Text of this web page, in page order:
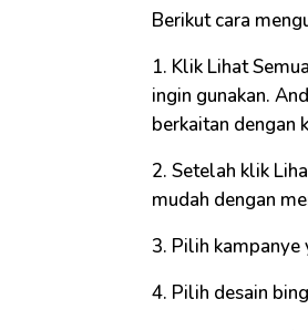
Berikut cara
1. Klik Lihat
ingin gunakan.
berkaitan dengan
2. Setelah klik
mudah dengan
3. Pilih kampanye
4. Pilih desain